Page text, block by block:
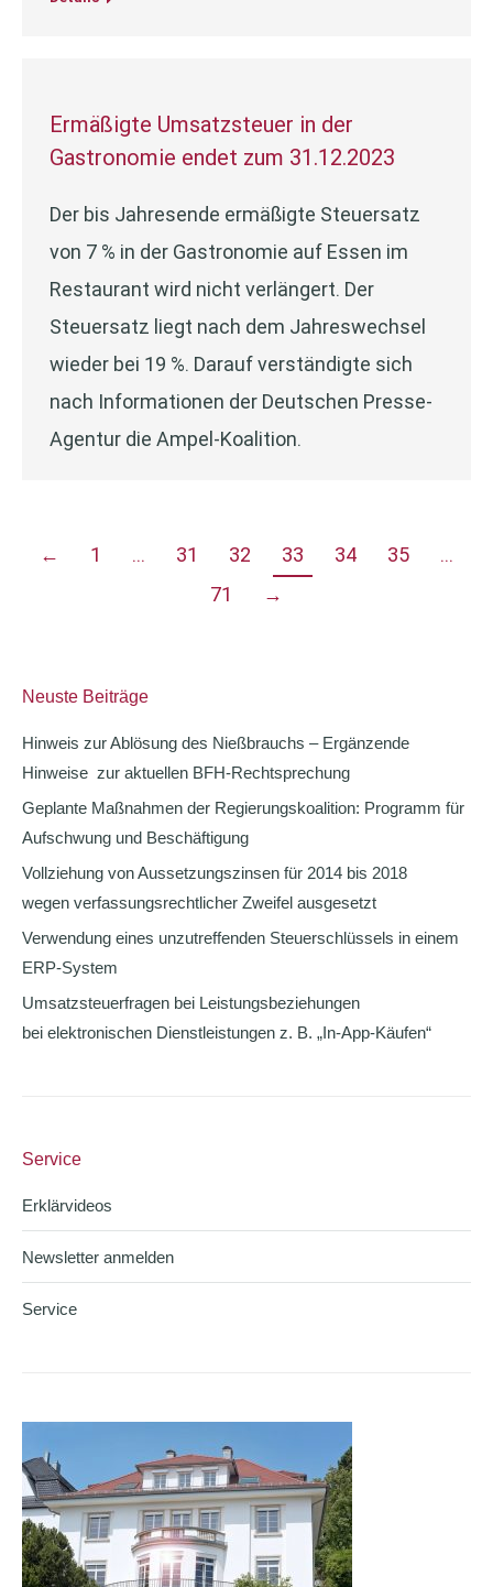
Ermäßigte Umsatzsteuer in der
Gastronomie endet zum 31.12.2023
Der bis Jahresende ermäßigte Steuersatz
von 7 % in der Gastronomie auf Essen im
Restaurant wird nicht verlängert. Der
Steuersatz liegt nach dem Jahreswechsel
wieder bei 19 %. Darauf verständigte sich
nach Informationen der Deutschen Presse-
Agentur die Ampel-Koalition.
← 1 … 31 32 33 34 35
…
71
→
Neuste Beiträge
Hinweis zur Ablösung des Nießbrauchs – Ergänzende
Hinweise zur aktuellen BFH-Rechtsprechung
Geplante Maßnahmen der Regierungskoalition: Programm für
Aufschwung und Beschäftigung
Vollziehung von Aussetzungszinsen für 2014 bis 2018
wegen verfassungsrechtlicher Zweifel ausgesetzt
Verwendung eines unzutreffenden Steuerschlüssels in einem
ERP-System
Umsatzsteuerfragen bei Leistungsbeziehungen
bei elektronischen Dienstleistungen z. B. „In-App-Käufen“
Service
Erklärvideos
Newsletter anmelden
Service